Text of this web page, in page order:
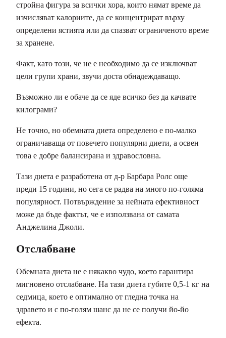
стройна фигура за всички хора, които нямат време да
изчисляват калориите, да се концентрират върху
определени ястията или да спазват ограниченото време
за хранене.
Факт, като този, че не е необходимо да се изключват
цели групи храни, звучи доста обнадеждаващо.
Възможно ли е обаче да се яде всичко без да качвате
килограми?
Не точно, но обемната диета определено е по-малко
ограничаваща от повечето популярни диети, а освен
това е добре балансирана и здравословна.
Тази диета е разработена от д-р Барбара Ролс още
преди 15 години, но сега се радва на много по-голяма
популярност. Потвърждение за нейната ефективност
може да бъде фактът, че е използвана от самата
Анджелина Джоли.
Отслабване
Обемната диета не е някакво чудо, което гарантира
мигновено отслабване. На тази диета губите 0,5-1 кг на
седмица което е оптимално от гледна точка на
здравето и с по-голям шанс да не се получи йо-йо
ефекта.